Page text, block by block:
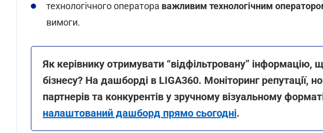
технологічного оператора важливим технологічним
вимоги.
Як керівнику отримувати “відфільтровану” інформацію,
бізнесу? На дашборді в LIGA360. Моніторинг репутації,
партнерів та конкурентів у зручному візуальному
налаштований дашборд прямо сьогодні.